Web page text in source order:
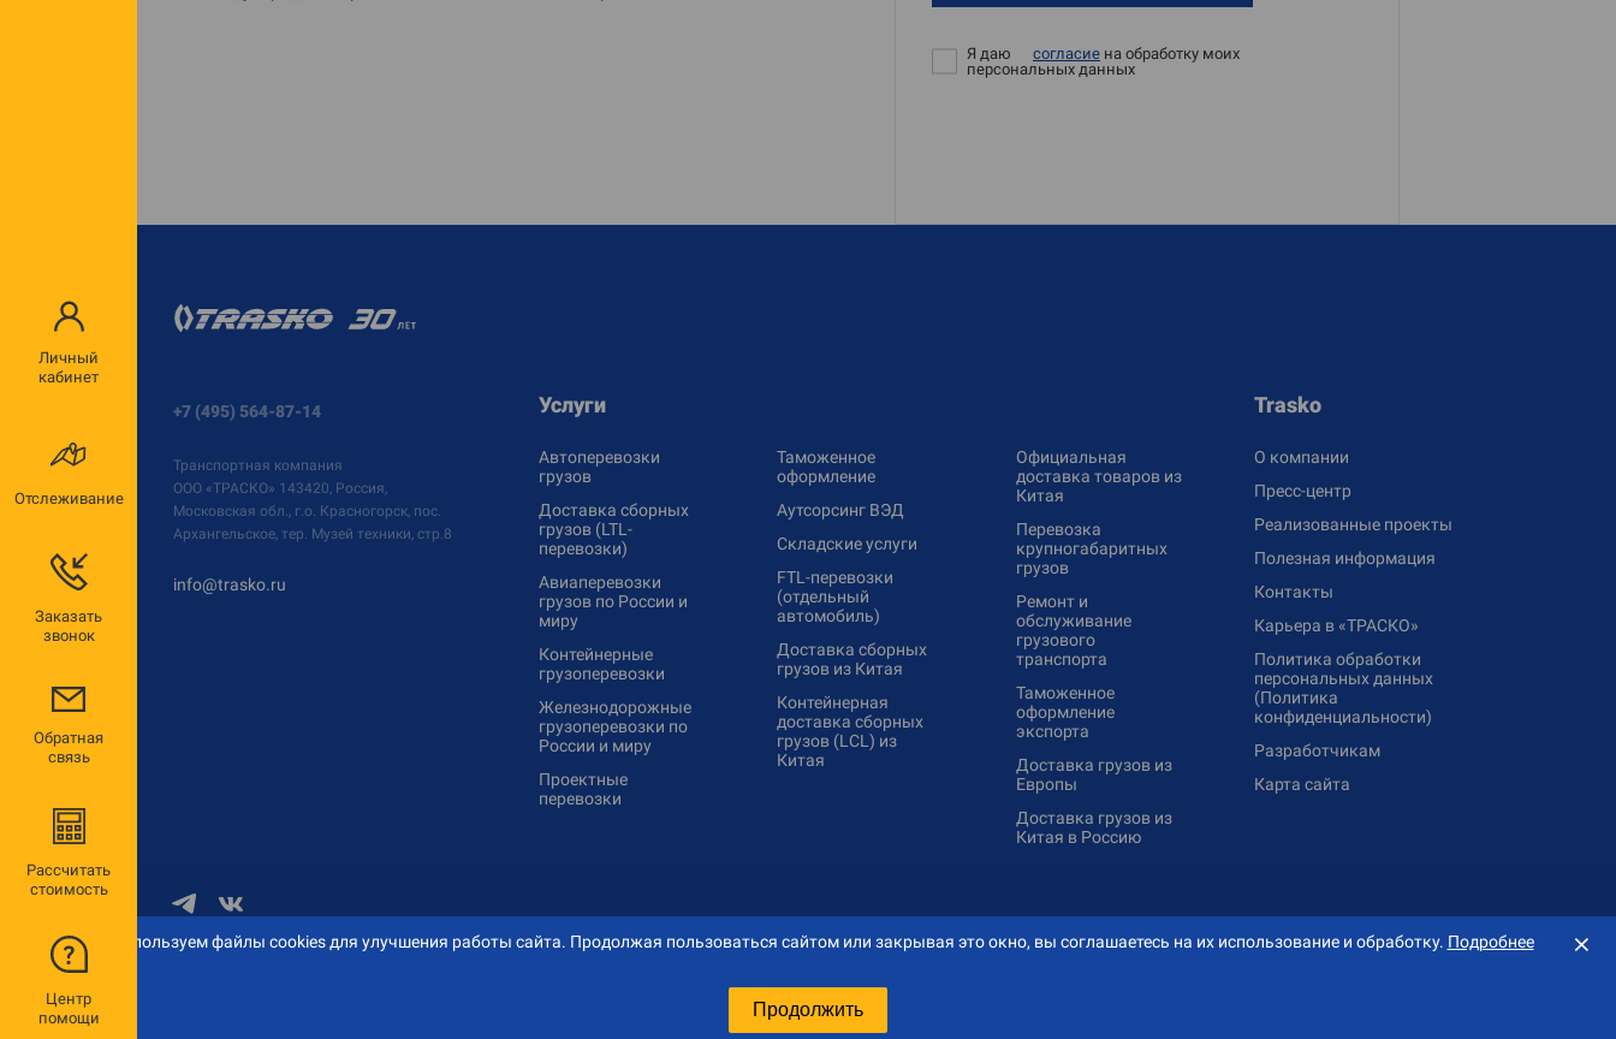
Личный
кабинет
Отслеживание
Заказать
звонок
Обратная
связь
Рассчитать
стоимость
Центр
помощи
Я даю согласие на обработку моих
персональных данных
+7 (495) 564-87-14
Транспортная компания
ООО «ТРАСКО» 143420, Россия,
Московская обл., г.о. Красногорск, пос.
Архангельское, тер. Музей техники, стр.8
info@trasko.ru
Услуги
Автоперевозки
грузов
Доставка сборных
грузов (LTL-
перевозки)
Авиаперевозки
грузов по России и
миру
Контейнерные
грузоперевозки
Железнодорожные
грузоперевозки по
России и миру
Проектные
перевозки
Таможенное
оформление
Аутсорсинг ВЭД
Складские услуги
FTL-перевозки
(отдельный
автомобиль)
Доставка сборных
грузов из Китая
Контейнерная
доставка сборных
грузов (LCL) из
Китая
Официальная
доставка товаров из
Китая
Перевозка
крупногабаритных
грузов
Ремонт и
обслуживание
грузового
транспорта
Таможенное
оформление
экспорта
Доставка грузов из
Европы
Доставка грузов из
Китая в Россию
Trasko
О компании
Пресс-центр
Реализованные проекты
Полезная информация
Контакты
Карьера в «ТРАСКО»
Политика обработки
персональных данных
(Политика
конфиденциальности)
Разработчикам
Карта сайта
© 2026 «ТРАСКО» Создание сайта — « Сибирикс ⨯
Мы используем файлы cookies для улучшения работы сайта. Продолжая пользоваться сайтом или закрывая это окно, вы соглашаетесь на их использование и обработку. Подробнее
Продолжить